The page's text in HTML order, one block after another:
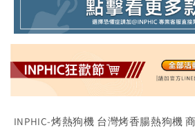
INPHIC-烤熱狗機 台灣烤香腸熱狗機